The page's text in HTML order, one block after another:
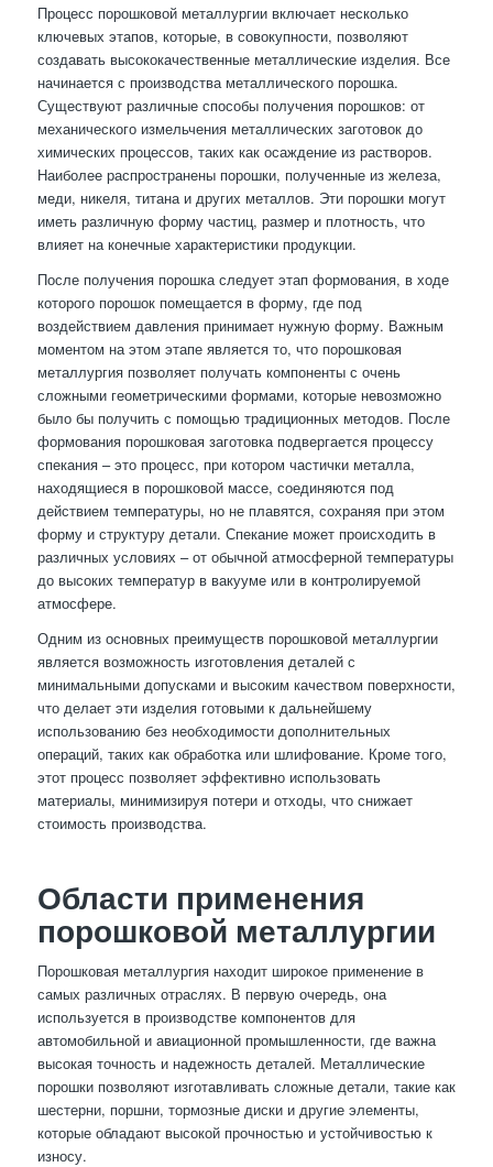
Процесс порошковой металлургии включает несколько
ключевых этапов, которые, в совокупности, позволяют
создавать высококачественные металлические изделия. Все
начинается с производства металлического порошка.
Существуют различные способы получения порошков: от
механического измельчения металлических заготовок до
химических процессов, таких как осаждение из растворов.
Наиболее распространены порошки, полученные из железа,
меди, никеля, титана и других металлов. Эти порошки могут
иметь различную форму частиц, размер и плотность, что
влияет на конечные характеристики продукции.
После получения порошка следует этап формования, в ходе
которого порошок помещается в форму, где под
воздействием давления принимает нужную форму. Важным
моментом на этом этапе является то, что порошковая
металлургия позволяет получать компоненты с очень
сложными геометрическими формами, которые невозможно
было бы получить с помощью традиционных методов. После
формования порошковая заготовка подвергается процессу
спекания – это процесс, при котором частички металла,
находящиеся в порошковой массе, соединяются под
действием температуры, но не плавятся, сохраняя при этом
форму и структуру детали. Спекание может происходить в
различных условиях – от обычной атмосферной температуры
до высоких температур в вакууме или в контролируемой
атмосфере.
Одним из основных преимуществ порошковой металлургии
является возможность изготовления деталей с
минимальными допусками и высоким качеством поверхности,
что делает эти изделия готовыми к дальнейшему
использованию без необходимости дополнительных
операций, таких как обработка или шлифование. Кроме того,
этот процесс позволяет эффективно использовать
материалы, минимизируя потери и отходы, что снижает
стоимость производства.
Области применения
порошковой металлургии
Порошковая металлургия находит широкое применение в
самых различных отраслях. В первую очередь, она
используется в производстве компонентов для
автомобильной и авиационной промышленности, где важна
высокая точность и надежность деталей. Металлические
порошки позволяют изготавливать сложные детали, такие как
шестерни, поршни, тормозные диски и другие элементы,
которые обладают высокой прочностью и устойчивостью к
износу.